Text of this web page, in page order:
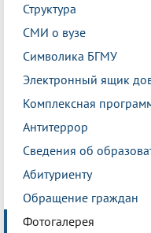
Структура
СМИ о вузе
Символика БГМУ
Электронный ящик
Комплексная
Антитеррор
Сведения об
Абитуриенту
Обращение граждан
Фотогалерея